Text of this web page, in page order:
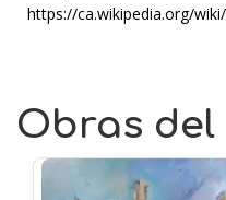
https://ca.wikipedia.org/
Obras